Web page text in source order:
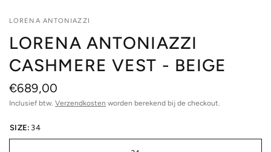
LORENA ANTONIAZZI
LORENA ANTONIAZZI
CASHMERE VEST - BEIGE
€689,00
Inclusief btw. Verzendkosten worden berekend bij de checkout.
SIZE: 34